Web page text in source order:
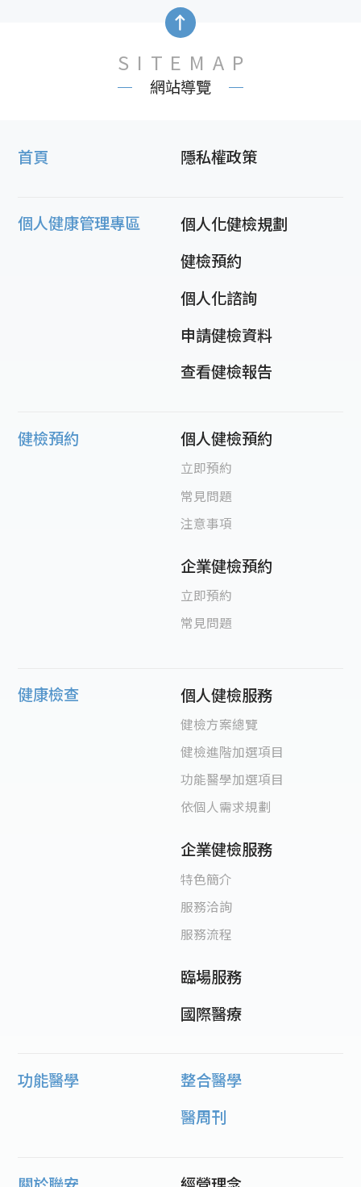
SITEMAP
網站導覽
首頁 隱私權政策
個人健康管理專區
個人化健檢規劃
健檢預約
個人化諮詢
申請健檢資料
查看健檢報告
健檢預約 個人健檢預約
立即預約
常見問題
注意事項
企業健檢預約
立即預約
常見問題
健康檢查 個人健檢服務
健檢方案總覽
健檢進階加選項目
功能醫學加選項目
依個人需求規劃
企業健檢服務
特色簡介
服務洽詢
服務流程
臨場服務
國際醫療
功能醫學
整合醫學
醫周刊